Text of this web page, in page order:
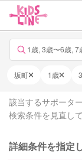
1歳, 3歳〜6歳, 7
坂町 1歳
該当するサポータ
検索条件を見直し
詳細条件を指定